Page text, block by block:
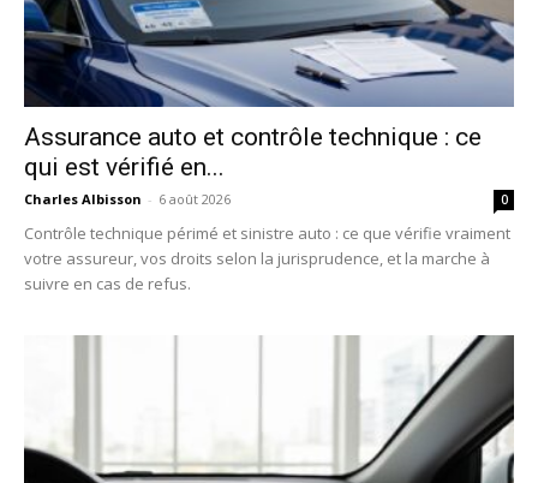
Assurance auto et contrôle technique : ce
qui est vérifié en...
Charles Albisson - 6 août 2026 0
Contrôle technique périmé et sinistre auto : ce que vérifie vraiment
votre assureur, vos droits selon la jurisprudence, et la marche à
suivre en cas de refus.